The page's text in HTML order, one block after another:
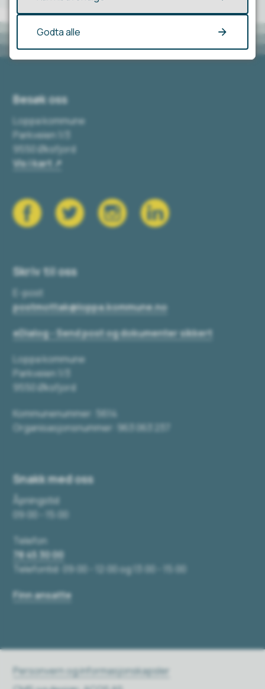
Besøk oss
Loppa kommune
Parkveien 1/3
9550 Øksfjord
Vis i kart
Skriv til oss
E-post
postmottak@loppa.kommune.no
eDialog - Send post og dokumenter sikkert
Loppa kommune
Parkveien 1/3
9550 Øksfjord
Kommunenummer: 5614
Organisasjonsnummer: 963 063 237
Snakk med oss
Åpningstid
09:00 - 15:00
Telefon
78 45 30 00
Telefontid: 09:00 - 12:00 og 13:00 - 15:00
Finn ansatte
Personvern og informasjonskapsler
Godta alle